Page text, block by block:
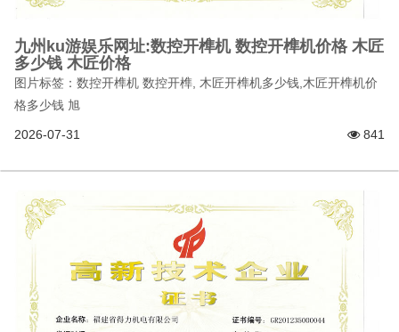
九州ku游娱乐网址:数控开榫机 数控开榫机价格 木匠
多少钱 木匠价格
图片标签：数控开榫机 数控开榫, 木匠开榫机多少钱,木匠开榫机价
格多少钱 旭
2026-07-31 841